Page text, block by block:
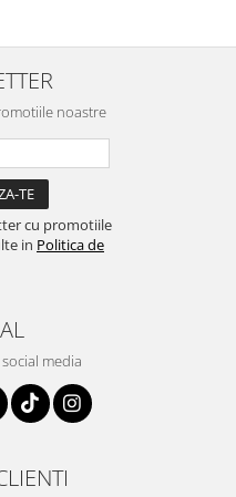
noastre
cu promotiile
in Politica de
media